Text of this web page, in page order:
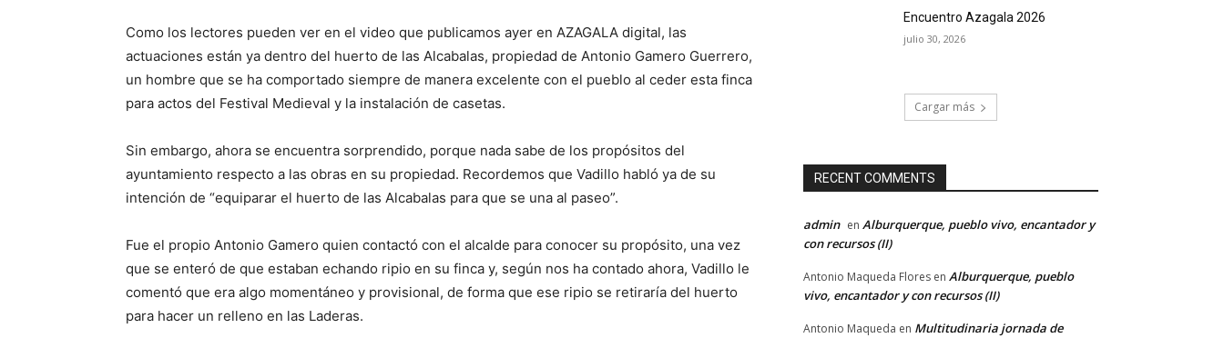
Como los lectores pueden ver en el video que publicamos ayer en AZAGALA digital, las
actuaciones están ya dentro del huerto de las Alcabalas, propiedad de Antonio Gamero Guerrero,
un hombre que se ha comportado siempre de manera excelente con el pueblo al ceder esta finca
para actos del Festival Medieval y la instalación de casetas.
Sin embargo, ahora se encuentra sorprendido, porque nada sabe de los propósitos del
ayuntamiento respecto a las obras en su propiedad. Recordemos que Vadillo habló ya de su
intención de “equiparar el huerto de las Alcabalas para que se una al paseo”.
Fue el propio Antonio Gamero quien contactó con el alcalde para conocer su propósito, una vez
que se enteró de que estaban echando ripio en su finca y, según nos ha contado ahora, Vadillo le
comentó que era algo momentáneo y provisional, de forma que ese ripio se retiraría del huerto
para hacer un relleno en las Laderas.
Encuentro Azagala 2026
julio 30, 2026
Cargar más
RECENT COMMENTS
admin en Alburquerque, pueblo vivo, encantador y
con recursos (II)
Antonio Maqueda Flores en Alburquerque, pueblo
vivo, encantador y con recursos (II)
Antonio Maqueda en Multitudinaria jornada de